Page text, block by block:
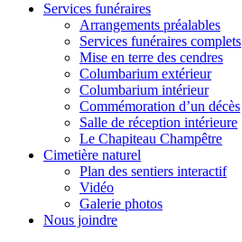
Services funéraires
Arrangements préalables
Services funéraires complets
Mise en terre des cendres
Columbarium extérieur
Columbarium intérieur
Commémoration d’un décès
Salle de réception intérieure
Le Chapiteau Champêtre
Cimetière naturel
Plan des sentiers interactif
Vidéo
Galerie photos
Nous joindre